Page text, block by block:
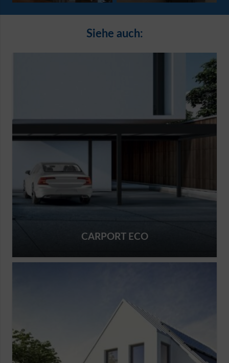
Siehe auch:
CARPORT ECO